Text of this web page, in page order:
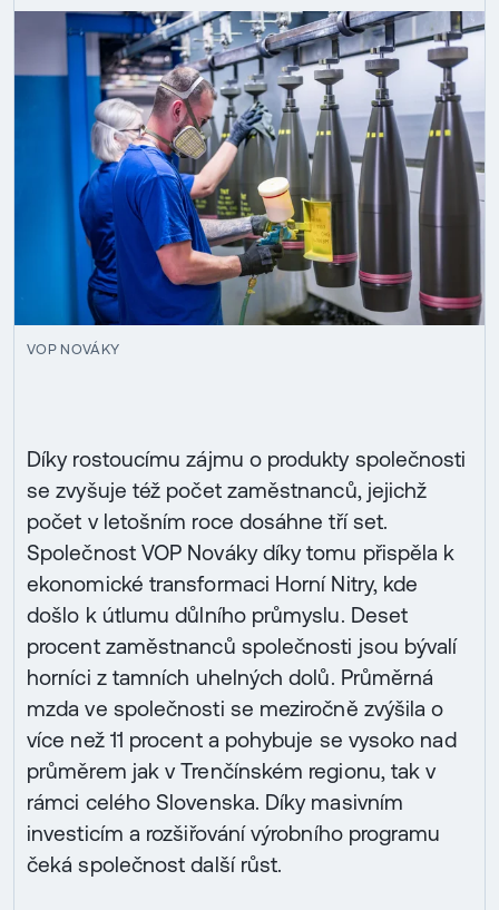
VOP NOVÁKY
Díky rostoucímu zájmu o produkty společnosti
se zvyšuje též počet zaměstnanců, jejichž
počet v letošním roce dosáhne tří set.
Společnost VOP Nováky díky tomu přispěla k
ekonomické transformaci Horní Nitry, kde
došlo k útlumu důlního průmyslu. Deset
procent zaměstnanců společnosti jsou bývalí
horníci z tamních uhelných dolů. Průměrná
mzda ve společnosti se meziročně zvýšila o
více než 11 procent a pohybuje se vysoko nad
průměrem jak v Trenčínském regionu, tak v
rámci celého Slovenska. Díky masivním
investicím a rozšiřování výrobního programu
čeká společnost další růst.